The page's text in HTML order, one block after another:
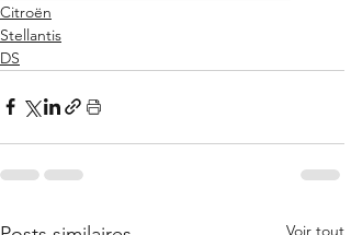
Citroën
Stellantis
DS
Voir tout